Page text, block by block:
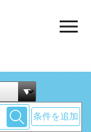
条件を追加